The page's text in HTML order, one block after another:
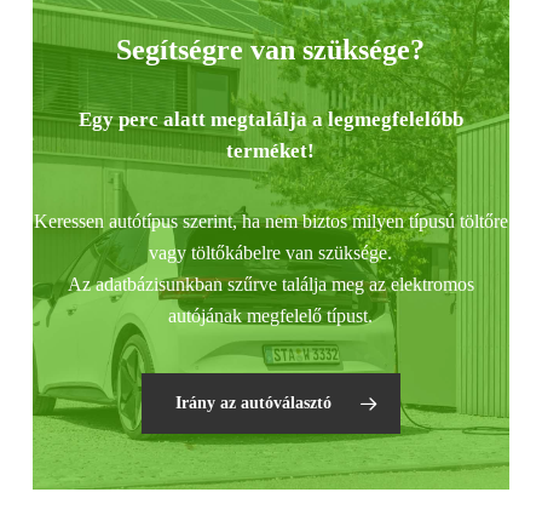
Segítségre van szüksége?
Egy perc alatt megtalálja a legmegfelelőbb
terméket!
Keressen autótípus szerint, ha nem biztos milyen típusú töltőre
vagy töltőkábelre van szüksége.
Az adatbázisunkban szűrve találja meg az elektromos
autójának megfelelő típust.
Irány az autóválasztó